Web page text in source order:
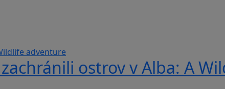
ostrov v Alba: A